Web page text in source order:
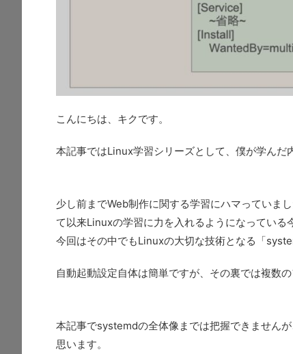
こんにちは、キクです。
本記事ではLinux学習シリーズとして、僕が学んだ
少し前までWeb制作に関する学習にハマっていま
て以来Linuxの学習に力を入れるようになっている
今回はその中でもLinuxの大切な技術となる「
自動起動設定自体は簡単ですが、その裏では複数
本記事でsystemdの全体像までは把握できません
思います。